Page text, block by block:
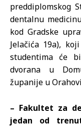
preddiplomskog
dentalnu
kod Gradske
Jelačića 19a),
studentima će
dvorana u
županije u
– Fakultet za
jedan od